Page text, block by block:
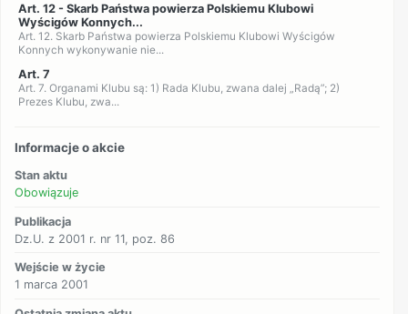
Art. 12 - Skarb Państwa powierza Polskiemu Klubowi
Wyścigów Konnych...
Art. 12. Skarb Państwa powierza Polskiemu Klubowi Wyścigów
Konnych wykonywanie nie...
Art. 7
Art. 7. Organami Klubu są: 1) Rada Klubu, zwana dalej „Radą”; 2)
Prezes Klubu, zwa...
Informacje o akcie
Stan aktu
Obowiązuje
Publikacja
Dz.U. z 2001 r. nr 11, poz. 86
Wejście w życie
1 marca 2001